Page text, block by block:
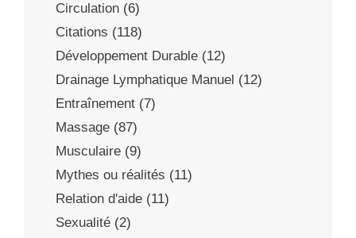
Circulation (6)
Citations (118)
Développement Durable (12)
Drainage Lymphatique Manuel (12)
Entraînement (7)
Massage (87)
Musculaire (9)
Mythes ou réalités (11)
Relation d'aide (11)
Sexualité (2)